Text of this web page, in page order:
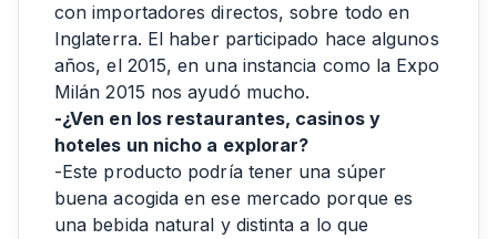
con importadores directos, sobre todo en
Inglaterra. El haber participado hace algunos
años, el 2015, en una instancia como la Expo
Milán 2015 nos ayudó mucho.
-¿Ven en los restaurantes, casinos y
hoteles un nicho a explorar?
-Este producto podría tener una súper
buena acogida en ese mercado porque es
una bebida natural y distinta a lo que